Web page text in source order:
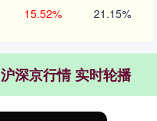
15.52% 21.15%
沪深京行情 实时轮播